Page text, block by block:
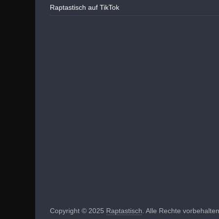
Raptastisch auf TikTok
Copyright © 2025 Raptastisch . Alle Rechte